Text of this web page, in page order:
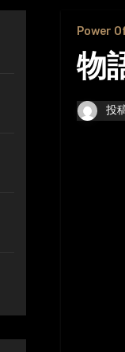
Power
物
投